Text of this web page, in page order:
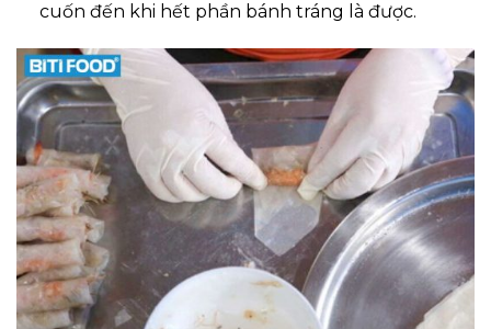
cuốn đến khi hết phần bánh tráng là được.